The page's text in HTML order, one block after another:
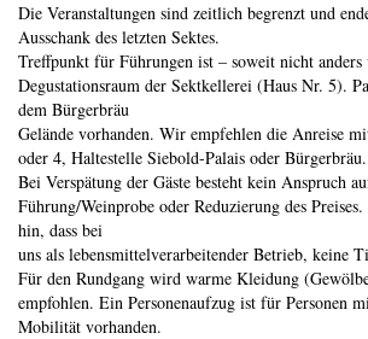
Die Veranstaltungen sind zeitlich begrenzt und
Ausschank des letzten Sektes.
Treffpunkt für Führungen ist – soweit nicht anders
Degustationsraum der Sektkellerei (Haus Nr. 5).
dem Bürgerbräu
Gelände vorhanden. Wir empfehlen die Anreise
oder 4, Haltestelle Siebold-Palais oder Bürgerbräu.
Bei Verspätung der Gäste besteht kein Anspruch
Führung/Weinprobe oder Reduzierung des
hin, dass bei
uns als lebensmittelverarbeitender Betrieb, keine
Für den Rundgang wird warme Kleidung
empfohlen. Ein Personenaufzug ist für Personen
Mobilität vorhanden.